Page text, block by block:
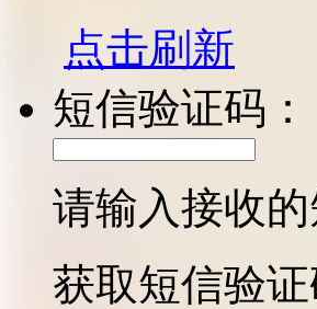
点击刷新
短信验证码：
请输入接收
获取短信验证